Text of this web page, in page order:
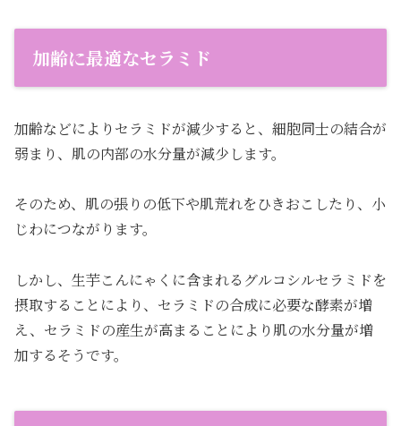
加齢に最適なセラミド
加齢などによりセラミドが減少すると、細胞同士の結合が
弱まり、肌の内部の水分量が減少します。
そのため、肌の張りの低下や肌荒れをひきおこしたり、小
じわにつながります。
しかし、生芋こんにゃくに含まれるグルコシルセラミドを
摂取することにより、セラミドの合成に必要な酵素が増
え、セラミドの産生が高まることにより肌の水分量が増
加するそうです。